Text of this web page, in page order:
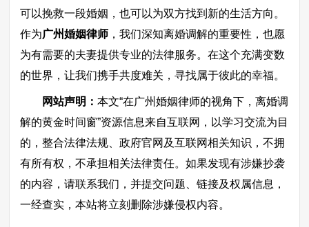
可以挽救一段婚姻，也可以为双方找到新的生活方向。
作为广州婚姻律师 ，我们深知离婚调解的重要性，也愿
为有需要的夫妻提供专业的法律服务。在这个充满变数
的世界，让我们携手共度难关，寻找属于彼此的幸福。
网站声明：本文“在广州婚姻律师的视角下，离婚调
解的黄金时间窗”资源信息来自互联网，以学习交流为目
的，整合法律法规、政府官网及互联网相关知识，不拥
有所有权，不承担相关法律责任。如果发现有涉嫌抄袭
的内容，请联系我们，并提交问题、链接及权属信息，
一经查实，本站将立刻删除涉嫌侵权内容。